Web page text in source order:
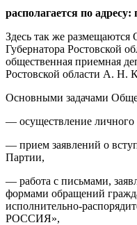
располагается по
Здесь так же
Губернатора
общественная приемная
Ростовской области А. Н.
Основными задачами
— осуществление личного
— прием заявлений о
Партии,
— работа с письмами,
формами обращений
исполнительно-
РОССИЯ»,